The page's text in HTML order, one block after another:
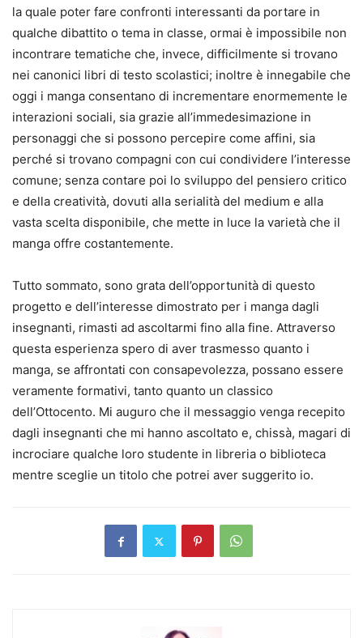
la quale poter fare confronti interessanti da portare in
qualche dibattito o tema in classe, ormai è impossibile non
incontrare tematiche che, invece, difficilmente si trovano
nei canonici libri di testo scolastici; inoltre è innegabile che
oggi i manga consentano di incrementare enormemente le
interazioni sociali, sia grazie all’immedesimazione in
personaggi che si possono percepire come affini, sia
perché si trovano compagni con cui condividere l’interesse
comune; senza contare poi lo sviluppo del pensiero critico
e della creatività, dovuti alla serialità del medium e alla
vasta scelta disponibile, che mette in luce la varietà che il
manga offre costantemente.
Tutto sommato, sono grata dell’opportunità di questo
progetto e dell’interesse dimostrato per i manga dagli
insegnanti, rimasti ad ascoltarmi fino alla fine. Attraverso
questa esperienza spero di aver trasmesso quanto i
manga, se affrontati con consapevolezza, possano essere
veramente formativi, tanto quanto un classico
dell’Ottocento. Mi auguro che il messaggio venga recepito
dagli insegnanti che mi hanno ascoltato e, chissà, magari di
incrociare qualche loro studente in libreria o biblioteca
mentre sceglie un titolo che potrei aver suggerito io.